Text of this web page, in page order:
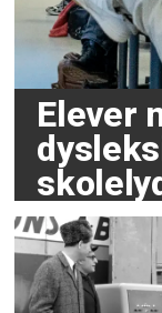
Elever